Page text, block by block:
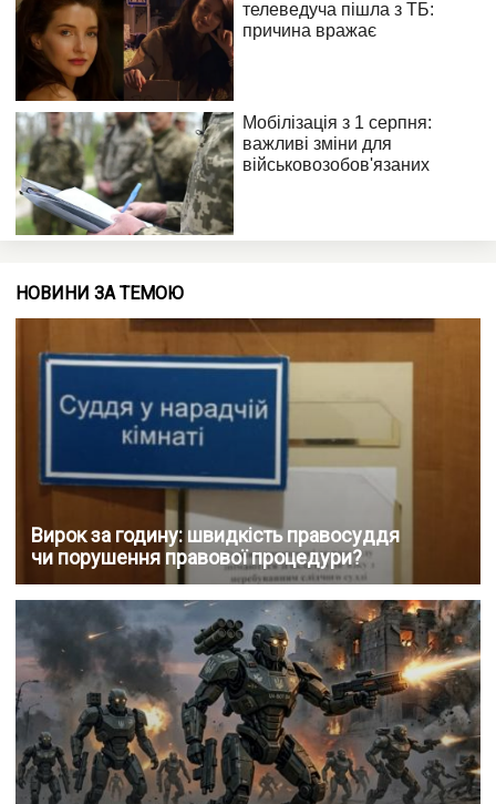
НОВИНИ ЗА ТЕМОЮ
Вирок за годину: швидкість правосуддя
чи порушення правової процедури?